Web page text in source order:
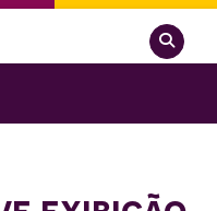
Pesquisar